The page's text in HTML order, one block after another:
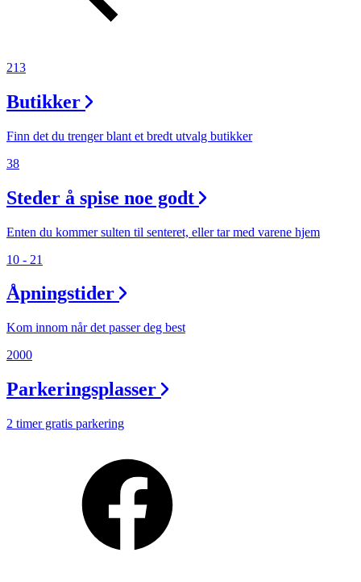
Praktisk informasjon
Ledige stillinger
Magasin
Finn frem
213
Butikker
Finn det du trenger blant et bredt utvalg butikker
38
Steder å spise noe godt
Enten du kommer sulten til senteret, eller tar med varene hjem
10 - 21
Åpningstider
Kom innom når det passer deg best
2000
Parkeringsplasser
2 timer gratis parkering